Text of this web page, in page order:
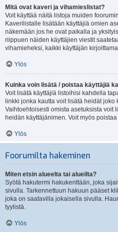
Mitä ovat kaveri ja vihamieslistat?
Voit käyttää näitä listoja muiden
Kaverilistalle lisätään käyttäjiä omien
näkemään jos he ovat paikalla ja
riippuen näiden käyttäjien viestit
vihamieheksi, kaikki käyttäjän
Ylös
Kuinka voin lisätä / poistaa käyttäjiä
Voit lisätä käyttäjiä listoihisi kahdella
linkki jonka kautta voit lisätä heidät
Vaihtoehtoisesti omista asetuksista voit
heidän käyttäjänimen. Voit myös
Ylös
Foorumilta hakeminen
Miten etsin alueelta tai alueilta?
Syötä hakutermi hakukenttään, joka
sivulla. Tarkennettuun hakuun pääset
joka on saatavilla jokaisella sivulla.
tyylistä.
Ylös